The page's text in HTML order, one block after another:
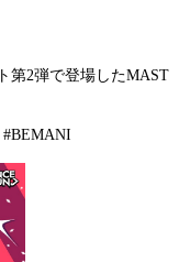
第2弾で登場したMAST
#BEMANI